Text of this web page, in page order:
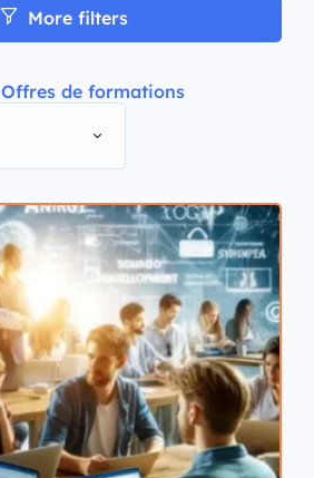
More filters
Offres de formations